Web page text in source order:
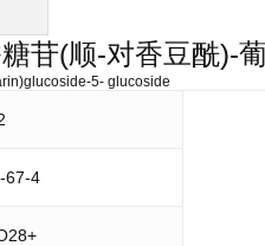
苷(顺-对香豆酰)-
5- glucoside
67-4